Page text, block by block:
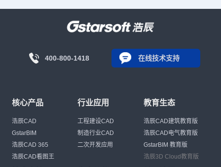
400-800-1418 在线技术支持
核心产品
浩辰CAD
GstarBIM
浩辰CAD 365
浩辰CAD看图王
行业应用
工程建设CAD
制造行业CAD
二次开发应用
教育生态
浩辰CAD建筑教育版
浩辰CAD电气教育版
GstarBIM 教育版
浩辰3D Cloud教育版